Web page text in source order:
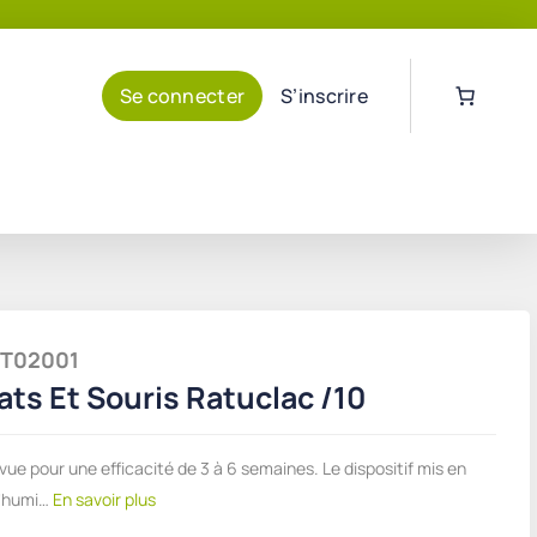
Se connecter S’inscrire
Et Souris Ratuclac /10
pour une efficacité de 3 à 6 semaines. Le dispositif mis en
En savoir plus